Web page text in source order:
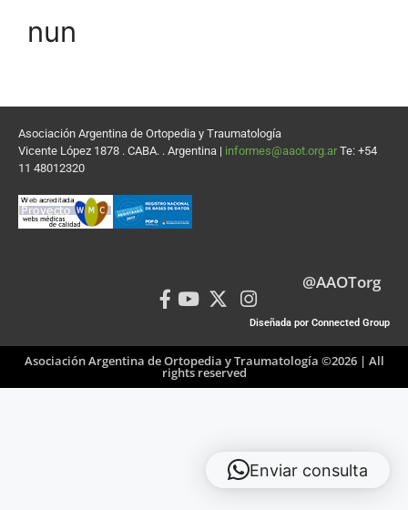
nun
Asociación Argentina de Ortopedia y Traumatología
Vicente López 1878 . CABA. . Argentina | informes@aaot.org.ar Te: +54
11 48012320
@AAOTorg
Diseñada por Connected Group
Asociación Argentina de Ortopedia y Traumatología ©2026 | All
rights reserved
Enviar consulta